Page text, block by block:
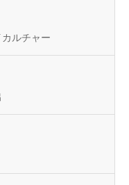
カルチャー